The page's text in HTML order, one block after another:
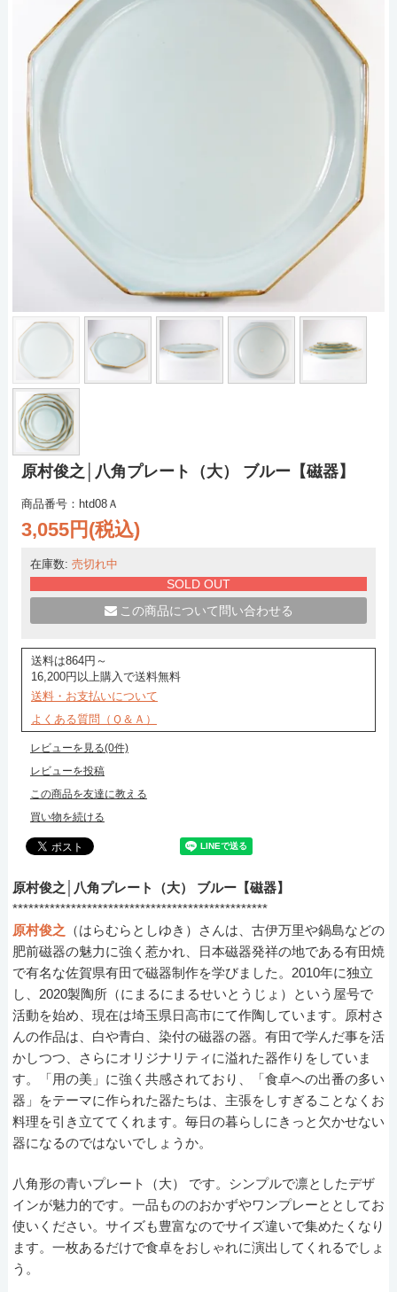
原村俊之│八角プレート（大） ブルー【磁器】
商品番号：htd08Ａ
3,055円(税込)
在庫数: 売切れ中
SOLD OUT
この商品について問い合わせる
送料は864円～
16,200円以上購入で送料無料
送料・お支払いについて
よくある質問（Ｑ＆Ａ）
レビューを見る(0件)
レビューを投稿
この商品を友達に教える
買い物を続ける
原村俊之│八角プレート（大） ブルー【磁器】
************************************************
原村俊之 （はらむらとしゆき）さんは、古伊万里や鍋島などの
肥前磁器の魅力に強く惹かれ、日本磁器発祥の地である有田焼
で有名な佐賀県有田で磁器制作を学びました。2010年に独立
し、2020製陶所（にまるにまるせいとうじょ）という屋号で
活動を始め、現在は埼玉県日高市にて作陶しています。原村さ
んの作品は、白や青白、染付の磁器の器。有田で学んだ事を活
かしつつ、さらにオリジナリティに溢れた器作りをしていま
す。「用の美」に強く共感されており、「食卓への出番の多い
器」をテーマに作られた器たちは、主張をしすぎることなくお
料理を引き立ててくれます。毎日の暮らしにきっと欠かせない
器になるのではないでしょうか。
八角形の青いプレート（大） です。シンプルで凛としたデザ
インが魅力的です。一品もののおかずやワンプレーととしてお
使いください。サイズも豊富なのでサイズ違いで集めたくなり
ます。一枚あるだけで食卓をおしゃれに演出してくれるでしょ
う。